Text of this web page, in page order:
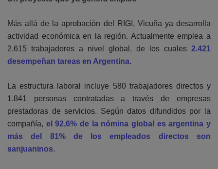
Más allá de la aprobación del RIGI, Vicuña ya desarrolla
actividad económica en la región. Actualmente emplea a
2.615 trabajadores a nivel global, de los cuales 2.421
desempeñan tareas en Argentina.
La estructura laboral incluye 580 trabajadores directos y
1.841 personas contratadas a través de empresas
prestadoras de servicios. Según datos difundidos por la
compañía, el 92,6% de la nómina global es argentina y
más del 81% de los empleados directos son
sanjuaninos.